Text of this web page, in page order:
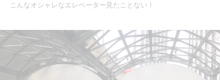
こんなオシャレなエレベーター見たことない！